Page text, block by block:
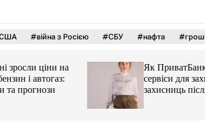
#війна з Росією #СБУ #нафта
ціни на
і автогаз:
прогнози
Як ПриватБанк
сервіси для
захисниць після